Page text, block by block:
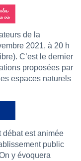
de la
2021, à 20 h
C’est le dernier
proposées par
espaces naturels
débat est animée
public
y évoquera